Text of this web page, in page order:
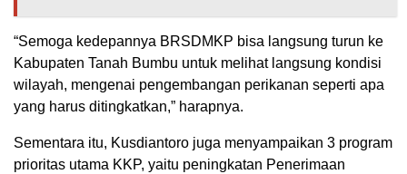
“Semoga kedepannya BRSDMKP bisa langsung turun ke
Kabupaten Tanah Bumbu untuk melihat langsung kondisi
wilayah, mengenai pengembangan perikanan seperti apa
yang harus ditingkatkan,” harapnya.
Sementara itu, Kusdiantoro juga menyampaikan 3 program
prioritas utama KKP, yaitu peningkatan Penerimaan